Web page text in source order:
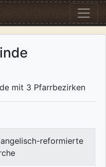
mit 3 Pfarrbezirken
reformierte